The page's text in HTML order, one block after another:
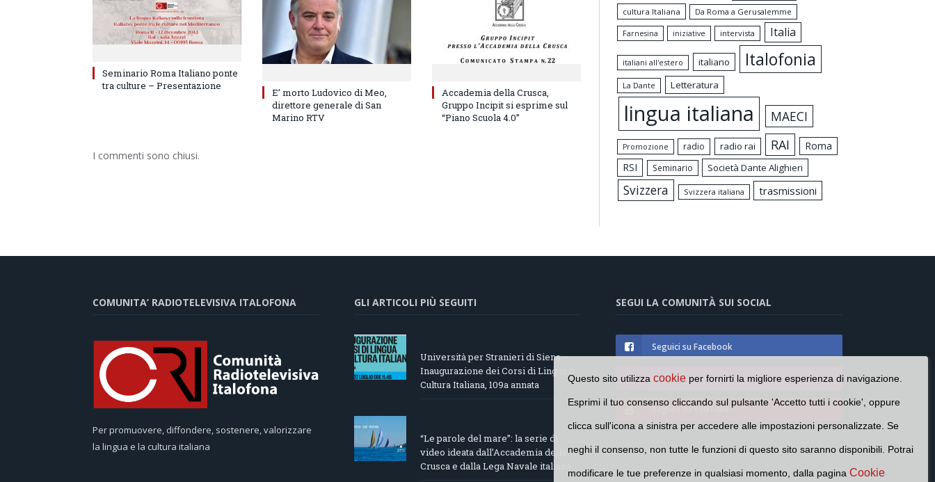
Seminario Roma Italiano ponte
tra culture – Presentazione
E’ morto Ludovico di Meo,
direttore generale di San
Marino RTV
Accademia della Crusca,
Gruppo Incipit si esprime sul
“Piano Scuola 4.0”
I commenti sono chiusi.
cultura Italiana Da Roma a Gerusalemme
Farnesina iniziative intervista Italia
italiani all'estero italiano Italofonia
La Dante Letteratura
lingua italiana MAECI
Promozione radio radio rai RAI
Roma
RSI
Seminario Società Dante Alighieri
Svizzera Svizzera italiana trasmissioni
COMUNITA’ RADIOTELEVISIVA ITALOFONA
Per promuovere, diffondere, sostenere, valorizzare
la lingua e la cultura italiana
GLI ARTICOLI PIÙ SEGUITI
Università per Stranieri di Siena –
Inaugurazione dei Corsi di Lingua e
Cultura Italiana, 109a annata
“Le parole del mare”: la serie di
video ideata dall’Accademia della
Crusca e dalla Lega Navale italiana
SEGUI LA COMUNITÀ SUI SOCIAL
Seguici su Facebook
Seguici su Instagram
Seguici su YouTube
Questo sito utilizzacookie per fornirti la migliore esperienza di navigazione.
Esprimi il tuo consenso cliccando sul pulsante 'Accetto tutti i cookie', oppure
clicca sull'icona a sinistra per accedere alle impostazioni personalizzate. Se
neghi il consenso, non tutte le funzioni di questo sito saranno disponibili. Potrai
modificare le tue preferenze in qualsiasi momento, dalla pagina Cookie